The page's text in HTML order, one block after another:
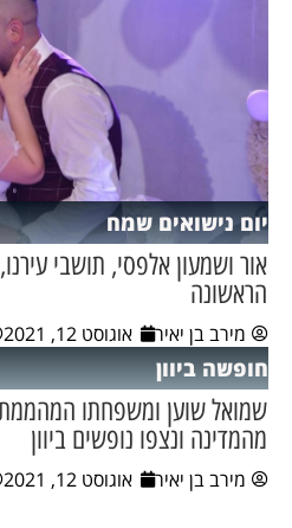
יום נישואים שמח
אור ושמעון אלפסי, תושבי
הראשונה
מירב בן יאיר אוגוסט 12, 2021
חופשה ביוון
שמואל שוען ומשפחתו
מהמדינה ונצפו נופשים ביוון
מירב בן יאיר אוגוסט 12, 2021